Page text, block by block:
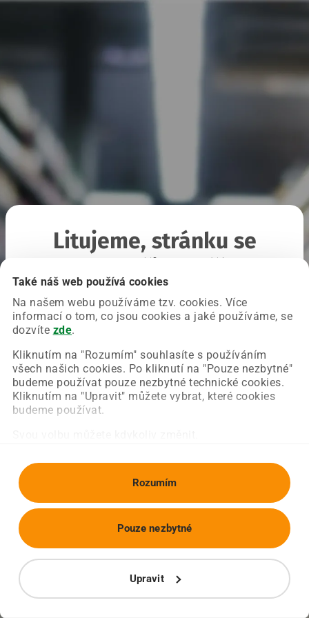
Také náš web používá cookies
Na našem webu používáme tzv. cookies. Více
informací o tom, co jsou cookies a jaké používáme, se
dozvíte zde.
Kliknutím na "Rozumím" souhlasíte s používáním
všech našich cookies. Po kliknutí na "Pouze nezbytné"
budeme používat pouze nezbytné technické cookies.
Kliknutím na "Upravit" můžete vybrat, které cookies
budeme používat.
Rozumím
Upravit
Pouze nezbytné
Litujeme, stránku se
Chyba nastala na naší straně a už ji opravujeme.
Zkuste prosím znovu načíst požadovanou stránku.
Obnovit stránku Úvodní strana